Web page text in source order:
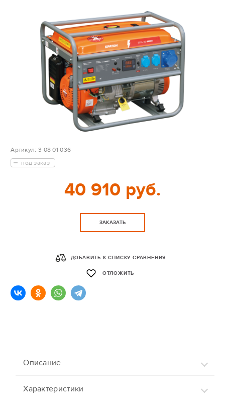
Артикул: 3 08 01 036
под заказ
40 910 руб.
ЗАКАЗАТЬ
ДОБАВИТЬ К СПИСКУ СРАВНЕНИЯ
ОТЛОЖИТЬ
Описание
Характеристики